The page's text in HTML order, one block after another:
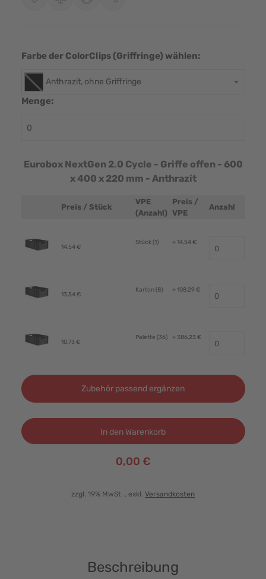
Farbe der ColorClips (Griffringe) wählen:
Anthrazit, ohne Griffringe
Menge:
Eurobox NextGen 2.0 Cycle - Griffe offen - 600
x 400 x 220 mm - Anthrazit
Produktbild
Preis / Stück
VPE
(Anzahl)
Preis /
VPE
Anzahl
14,54 €
Stück (1) + 14,54 €
13,54 €
Karton (8) + 108,29 €
10,73 €
Palette (36) + 386,23 €
Zubehör passend ergänzen
In den Warenkorb
0,00 €
zzgl. 19% MwSt. , exkl. Versandkosten
Beschreibung